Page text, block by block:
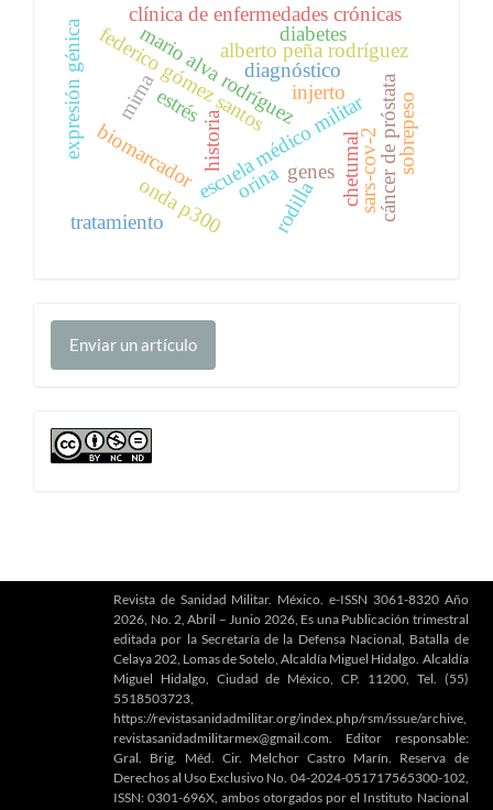
mario alva rodríguez
escuela médico militar
f
e
d
e
r
i
c
o
g
ó
m
e
z
s
a
n
t
o
s
historia
alberto peña rodríguez
clínica de enfermedades crónicas
mirna
expresión génica
orina cáncer de próstata
diagnóstico
biomarcador genes
estrés
onda p300 chetumal
rodilla
tratamiento
injerto
diabetes
sars-cov-2 sobrepeso
Enviar
unEnviar un artículo
cc
Revista de Sanidad Militar. México. e-ISSN 3061-8320 Año
2026, No. 2, Abril – Junio 2026, Es una Publicación trimestral
editada por la Secretaría de la Defensa Nacional, Batalla de
Celaya 202, Lomas de Sotelo, Alcaldía Miguel Hidalgo. Alcaldía
Miguel Hidalgo, Ciudad de México, CP. 11200, Tel. (55)
5518503723,
https://revistasanidadmilitar.org/index.php/rsm/issue/archive,
revistasanidadmilitarmex@gmail.com. Editor responsable:
Gral. Brig. Méd. Cir. Melchor Castro Marín. Reserva de
Derechos al Uso Exclusivo No. 04-2024-051717565300-102,
ISSN: 0301-696X, ambos otorgados por el Instituto Nacional